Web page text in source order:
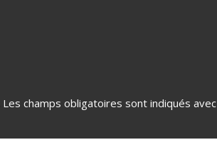
Les champs obligatoires sont indiqués avec